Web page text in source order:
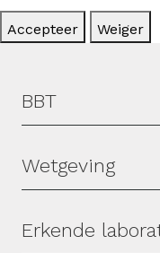
Accepteer Weiger
Hoofdmenu
BBT
Wetgeving
Erkende